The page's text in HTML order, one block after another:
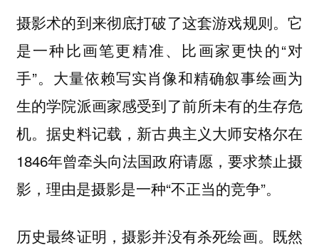
摄影术的到来彻底打破了这套游戏规则。它
是一种比画笔更精准、比画家更快的“对
手”。大量依赖写实肖像和精确叙事绘画为
生的学院派画家感受到了前所未有的生存危
机。据史料记载，新古典主义大师安格尔在
1846年曾牵头向法国政府请愿，要求禁止摄
影，理由是摄影是一种“不正当的竞争”。
历史最终证明，摄影并没有杀死绘画。 既然